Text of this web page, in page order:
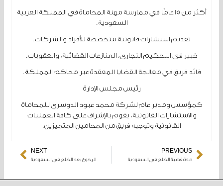
أكثر من 15 عامًا في ممارسة مهنة المحاماة في المملكة العربية
السعودية.
تقديم استشارات قانونية متخصصة للأفراد والشركات.
خبير في التحكيم التجاري، المنازعات القضائية، والعقوبات.
قائد فريق في معالجة القضايا المعقدة عبر محاكم المملكة.
رئيس مجلس الإدارة
كمؤسس ومدير عام لشركة محمد عبود الدوسري للمحاماة
والاستشارات القانونية، يقوم بالإشراف على كافة العمليات
القانونية وتوجيه فريق من المحامين المتميزين.
PREVIOUS
مدة قضية الخلع في السعودية
NEXT
الرجوع بعد الخلع في السعودية
Next